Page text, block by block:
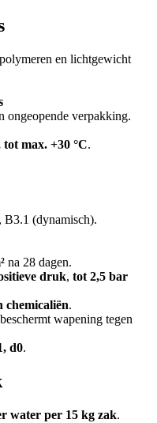
en lichtgewicht
ongeopende verpakking.
max. +30 °C.
B3.1 (dynamisch).
na 28 dagen.
druk, tot 2,5 bar
chemicaliën.
wapening tegen
d0.
water per 15 kg zak.